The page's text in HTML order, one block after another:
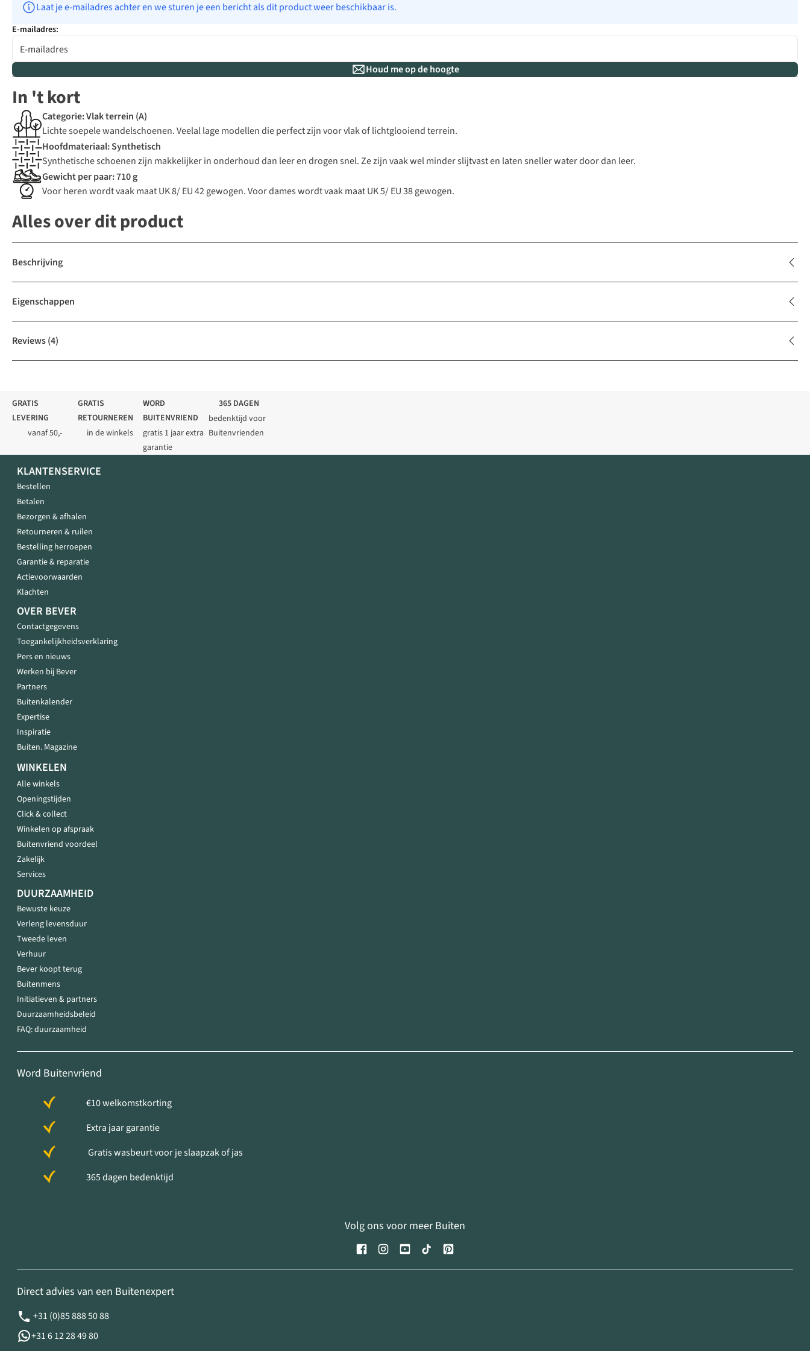
Laat je e-mailadres achter en we sturen je een bericht als dit product weer beschikbaar is.
E-mailadres:
Houd me op de hoogte
In 't kort
Categorie: Vlak terrein (A)
Lichte soepele wandelschoenen. Veelal lage modellen die perfect zijn voor vlak of lichtglooiend terrein.
Hoofdmateriaal: Synthetisch
Synthetische schoenen zijn makkelijker in onderhoud dan leer en drogen snel. Ze zijn vaak wel minder slijtvast en laten sneller water door dan leer.
Gewicht per paar: 710 g
Voor heren wordt vaak maat UK 8/ EU 42 gewogen. Voor dames wordt vaak maat UK 5/ EU 38 gewogen.
Alles over dit product
Beschrijving
Eigenschappen
Reviews(4)
GRATIS
LEVERING
vanaf 50,-
GRATIS
RETOURNEREN
in de winkels
WORD
BUITENVRIEND
gratis 1 jaar extra
garantie
365 DAGEN
bedenktijd voor
Buitenvrienden
KLANTENSERVICE
Bestellen
Betalen
Bezorgen & afhalen
Retourneren & ruilen
Bestelling herroepen
Garantie & reparatie
Actievoorwaarden
Klachten
OVER BEVER
Contactgegevens
Toegankelijkheidsverklaring
Pers en nieuws
Werken bij Bever
Partners
Buitenkalender
Expertise
Inspiratie
Buiten. Magazine
WINKELEN
Alle winkels
Openingstijden
Click & collect
Winkelen op afspraak
Buitenvriend voordeel
Zakelijk
Services
DUURZAAMHEID
Bewuste keuze
Verleng levensduur
Tweede leven
Verhuur
Bever koopt terug
Buitenmens
Initiatieven & partners
Duurzaamheidsbeleid
FAQ: duurzaamheid
Word Buitenvriend
€10 welkomstkorting
Extra jaar garantie
Gratis wasbeurt voor je slaapzak of jas
365 dagen bedenktijd
Volg ons voor meer Buiten
Direct advies van een Buitenexpert
+31 (0)85 888 50 88
+31 6 12 28 49 80